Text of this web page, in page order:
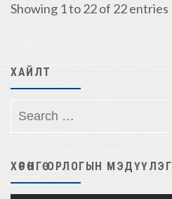
Showing 1 to 22 of 22 entries
ХАЙЛТ
ХӨРӨНГӨ ОРЛОГЫН МЭДҮҮЛЭГ